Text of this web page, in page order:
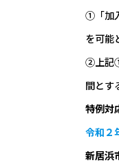
①「加
を可能
②上記①
間とす
特例対
令和２
新居浜